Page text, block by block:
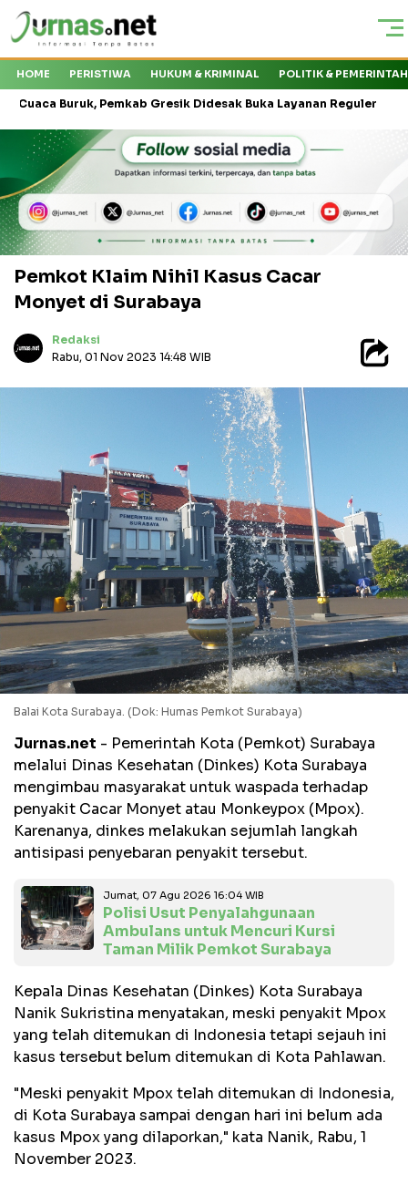
HOME PERISTIWA HUKUM & KRIMINAL POLITIK &
Pemkab Gresik Didesak Buka Layanan Reguler
Pemkot Klaim Nihil Kasus Cacar
Monyet di Surabaya
Redaksi
Rabu, 01 Nov 2023 14:48 WIB
Balai Kota Surabaya. (Dok: Humas Pemkot Surabaya)
Jurnas.net - Pemerintah Kota (Pemkot) Surabaya
melalui Dinas Kesehatan (Dinkes) Kota Surabaya
mengimbau masyarakat untuk waspada terhadap
penyakit Cacar Monyet atau Monkeypox (Mpox).
Karenanya, dinkes melakukan sejumlah langkah
antisipasi penyebaran penyakit tersebut.
Jumat, 07 Agu 2026 16:04 WIB
Polisi Usut Penyalahgunaan
Ambulans untuk Mencuri Kursi
Taman Milik Pemkot Surabaya
Kepala Dinas Kesehatan (Dinkes) Kota Surabaya
Nanik Sukristina menyatakan, meski penyakit Mpox
yang telah ditemukan di Indonesia tetapi sejauh ini
kasus tersebut belum ditemukan di Kota Pahlawan.
"Meski penyakit Mpox telah ditemukan di Indonesia,
di Kota Surabaya sampai dengan hari ini belum ada
kasus Mpox yang dilaporkan," kata Nanik, Rabu, 1
November 2023.